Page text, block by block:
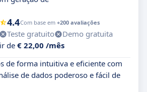
4.4Com base em +200 avaliações
Teste gratuito
Demo gratuita
de € 22,00 /mês
de forma intuitiva e eficiente com
de dados poderoso e fácil de